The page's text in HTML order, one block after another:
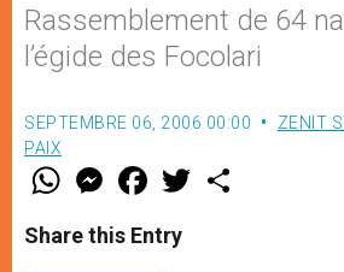
Rassemblement de 64
l’égide des Focolari
SEPTEMBRE 06, 2006 00:00 ZENIT
PAIX
W
t
s
M
e
s
e
F
a
e
b
w
Share this Entry